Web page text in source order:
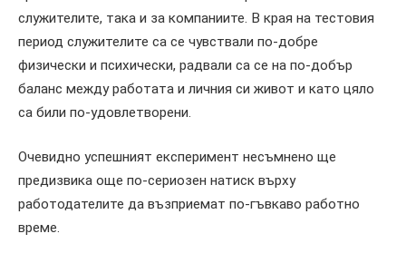
служителите, така и за компаниите. В края на тестовия
период служителите са се чувствали по-добре
физически и психически, радвали са се на по-добър
баланс между работата и личния си живот и като цяло
са били по-удовлетворени.
Очевидно успешният експеримент несъмнено ще
предизвика още по-сериозен натиск върху
работодателите да възприемат по-гъвкаво работно
време.